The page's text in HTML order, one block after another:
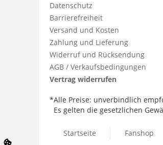
Datenschutz
Barrierefreiheit
Versand und Kosten
Zahlung und Lieferung
Widerruf und Rücksendung
AGB / Verkaufsbedingungen
Vertrag widerrufen
*Alle Preise: unverbindlich
Es gelten die gesetzlichen
Startseite Fanshop